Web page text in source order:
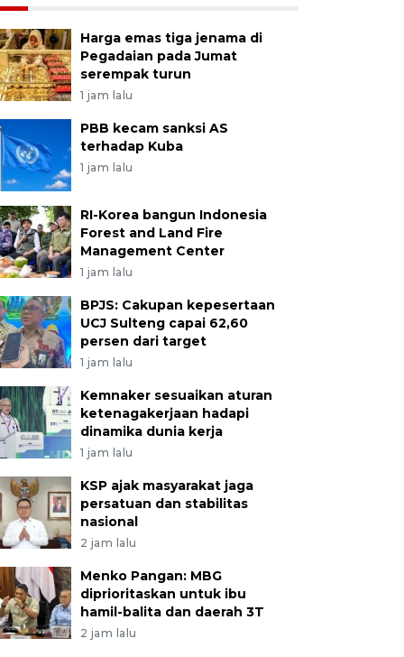
Harga emas tiga jenama di
Pegadaian pada Jumat
serempak turun
1 jam lalu
PBB kecam sanksi AS
terhadap Kuba
1 jam lalu
RI-Korea bangun Indonesia
Forest and Land Fire
Management Center
1 jam lalu
BPJS: Cakupan kepesertaan
UCJ Sulteng capai 62,60
persen dari target
1 jam lalu
Kemnaker sesuaikan aturan
ketenagakerjaan hadapi
dinamika dunia kerja
1 jam lalu
KSP ajak masyarakat jaga
persatuan dan stabilitas
nasional
2 jam lalu
Menko Pangan: MBG
diprioritaskan untuk ibu
hamil-balita dan daerah 3T
2 jam lalu